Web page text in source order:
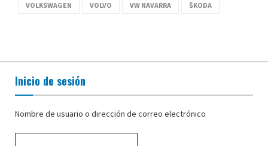
VOLKSWAGEN VOLVO VW NAVARRA ŠKODA
Inicio de sesión
Nombre de usuario o dirección de correo electrónico